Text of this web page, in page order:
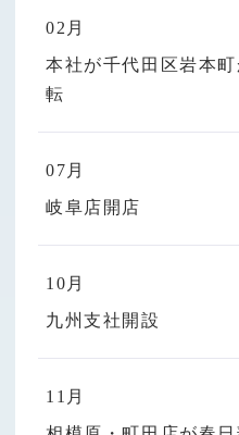
02月
本社が千代田区岩本
転
07月
岐阜店開店
10月
九州支社開設
11月